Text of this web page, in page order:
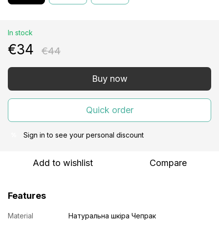
In stock
€34 €44
Buy now
Quick order
Sign in to see your personal discount
Add to wishlist Compare
Features
Material Натуральна шкіра Чепрак